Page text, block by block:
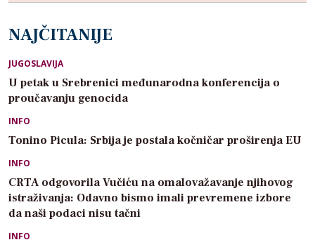
NAJČITANIJE
JUGOSLAVIJA
U petak u Srebrenici međunarodna konferencija o
proučavanju genocida
INFO
Tonino Picula: Srbija je postala kočničar proširenja EU
INFO
CRTA odgovorila Vučiću na omalovažavanje njihovog
istraživanja: Odavno bismo imali prevremene izbore
da naši podaci nisu tačni
INFO